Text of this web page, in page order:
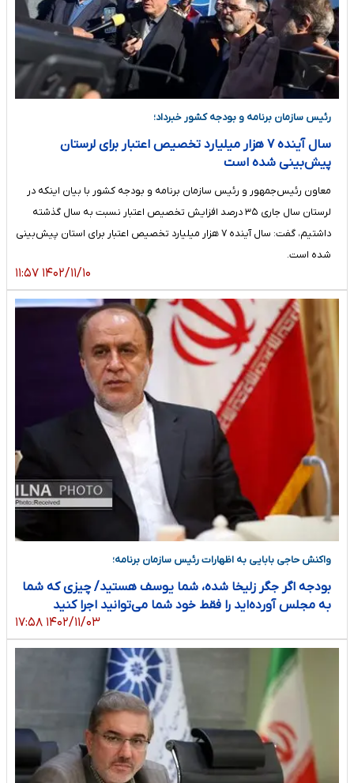
رئیس سازمان برنامه و بودجه کشور خبرداد؛
سال آینده ۷ هزار میلیارد تخصیص اعتبار برای لرستان
پیش‌بینی شده است
معاون رئیس‌جمهور و رئیس سازمان برنامه و بودجه کشور با بیان اینکه در
لرستان سال جاری ۳۵ درصد افزایش تخصیص اعتبار نسبت به سال گذشته
داشتیم، گفت: سال آینده ۷ هزار میلیارد تخصیص اعتبار برای استان پیش‌بینی
شده است.
۱۴۰۲/۱۱/۱۰ ۱۱:۵۷
واکنش حاجی بابایی به اظهارات رئیس سازمان برنامه؛
بودجه اگر جگر زلیخا شده، شما یوسف هستید/ چیزی که شما
به مجلس آورده‌اید را فقط خود شما می‌توانید اجرا کنید
۱۴۰۲/۱۱/۰۳ ۱۷:۵۸